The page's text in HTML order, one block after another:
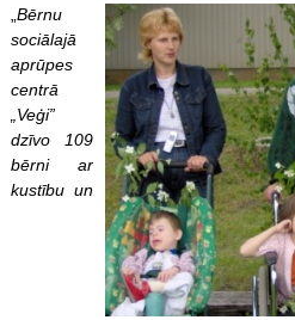
Bērnu
sociālajā
aprūpes
centrā
„Veģi”
dzīvo 109
bērni ar
kustību un